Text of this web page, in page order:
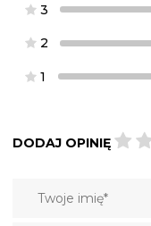
3
2
1
DODAJ OPINIĘ